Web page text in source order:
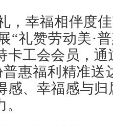
，幸福相伴度
“礼赞劳动美·
卡工会会员，
普惠福利精准送
感、幸福感与